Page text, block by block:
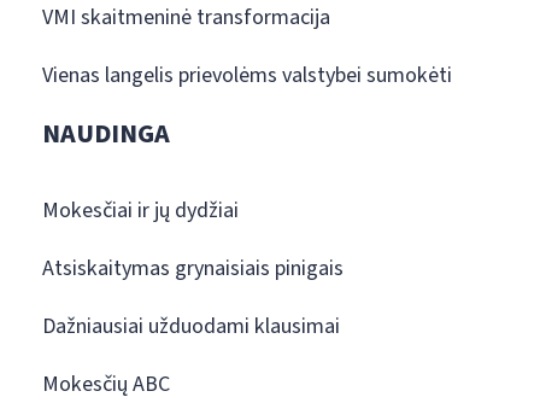
VMI skaitmeninė transformacija
Vienas langelis prievolėms valstybei sumokėti
NAUDINGA
Mokesčiai ir jų dydžiai
Atsiskaitymas grynaisiais pinigais
Dažniausiai užduodami klausimai
Mokesčių ABC